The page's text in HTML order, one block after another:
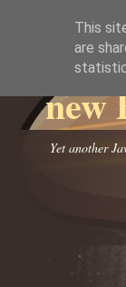
new
Yet another
This
are